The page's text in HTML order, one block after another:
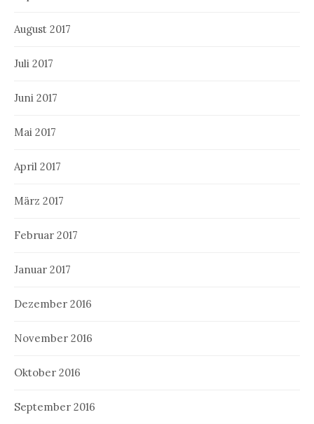
August 2017
Juli 2017
Juni 2017
Mai 2017
April 2017
März 2017
Februar 2017
Januar 2017
Dezember 2016
November 2016
Oktober 2016
September 2016